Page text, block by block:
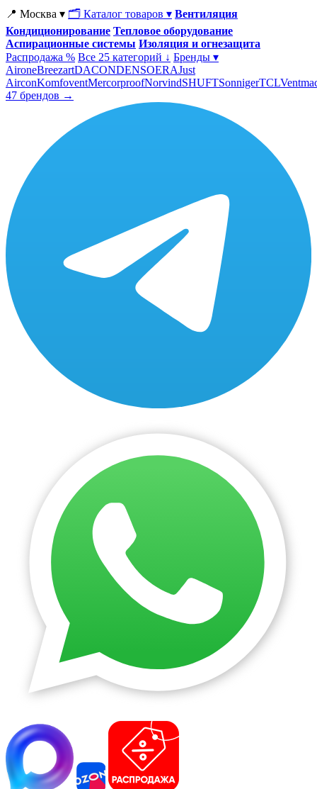
📍 Москва ▾ 🗂 Каталог товаров ▾ Вентиляция
Кондиционирование Тепловое оборудование
Аспирационные системы Изоляция и огнезащита
Распродажа % Все 25 категорий ↓ Бренды ▾
AironeBreezartDACONDENSOERAJust
AirconKomfoventMercorproofNorvindSHUFTSonnigerTCL
47 брендов →